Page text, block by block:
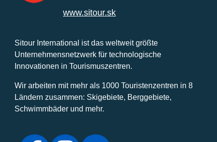
www.sitour.sk
Sitour International ist das weltweit größte
Unternehmensnetzwerk für technologische
Innovationen in Tourismuszentren.
Wir arbeiten mit mehr als 1000 Touristenzentren in 8
Ländern zusammen: Skigebiete, Berggebiete,
Schwimmbäder und mehr.